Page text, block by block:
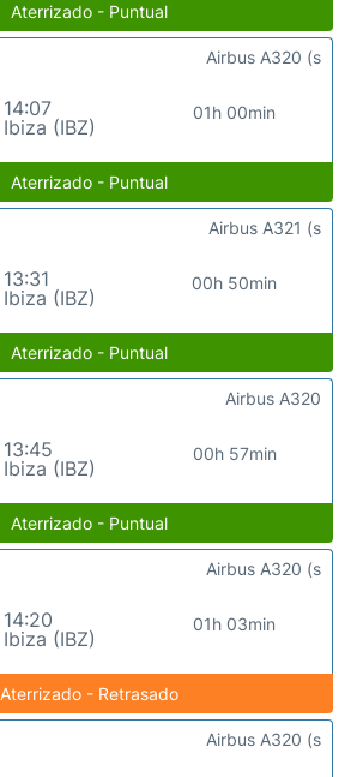
Aterrizado - Puntual
14:07
Ibiza (IBZ)
01h 00min
Airbus A320 (s
Aterrizado - Puntual
13:31
Ibiza (IBZ)
00h 50min
Airbus A321 (s
Aterrizado - Puntual
13:45
Ibiza (IBZ)
00h 57min
Airbus A320
Aterrizado - Puntual
14:20
Ibiza (IBZ)
01h 03min
Airbus A320 (s
Aterrizado - Retrasado
Airbus A320 (s